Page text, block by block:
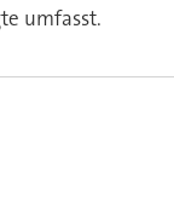
umfasst.